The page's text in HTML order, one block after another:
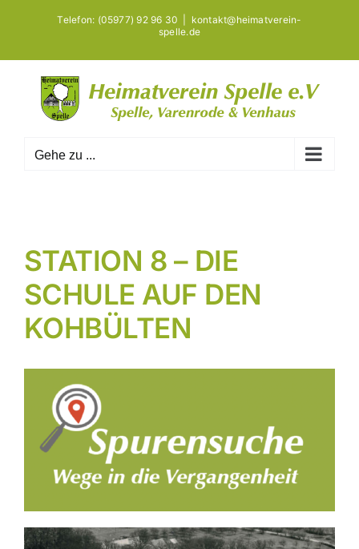
Telefon: (05977) 92 96 30
kontakt@heimatverein-
spelle.de
Gehe zu ...
STATION 8 – DIE
SCHULE AUF DEN
KOHBÜLTEN